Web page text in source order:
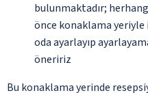
bulunmaktadır;
önce konaklama
oda ayarlayıp
öneririz
Bu konaklama yerinde